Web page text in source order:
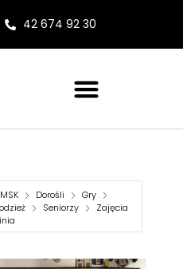
42 674 92 30
Dorośli
Gry
Seniorzy
Zajęcia